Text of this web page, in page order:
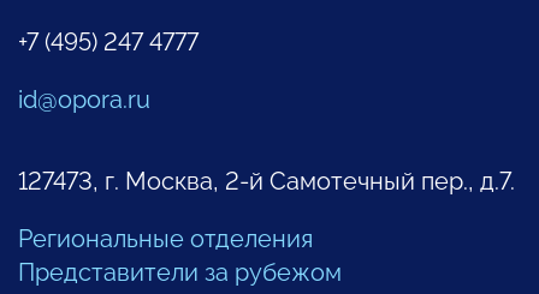
+7 (495) 247 4777
id@opora.ru
127473, г. Москва, 2-й Самотечный пер., д.7.
Региональные отделения
Представители за рубежом